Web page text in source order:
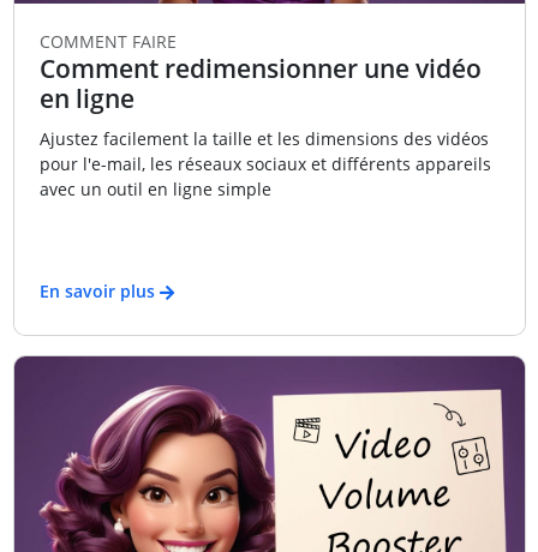
COMMENT FAIRE
Comment redimensionner une vidéo
en ligne
Ajustez facilement la taille et les dimensions des vidéos
pour l'e-mail, les réseaux sociaux et différents appareils
avec un outil en ligne simple
En savoir plus